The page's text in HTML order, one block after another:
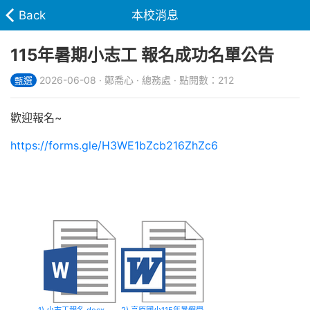
Back 本校消息
115年暑期小志工 報名成功名單公告
甄選 2026-06-08 · 鄭喬心 · 總務處 · 點閱數：212
歡迎報名~
https://forms.gle/H3WE1bZcb216ZhZc6